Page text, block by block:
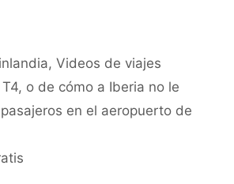
,Videos de viajes
o de cómo a Iberia no le
en el aeropuerto de